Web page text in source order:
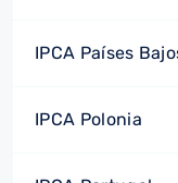
IPCA Países
IPCA Polonia